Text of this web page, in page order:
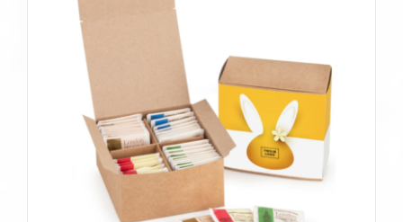
SZCZEGÓŁY